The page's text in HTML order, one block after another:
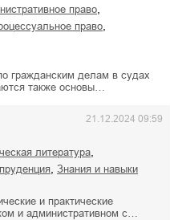
право
право
гражданским делам в судах
также основы…
21.12.2024 09:59
литература
знания и навыки
и практические
и административном с…